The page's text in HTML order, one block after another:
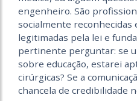
engenheiro. São
socialmente reconhecidas
legitimadas pela lei e
pertinente perguntar: se
sobre educação, estarei
cirúrgicas? Se a
chancela de credibilidade